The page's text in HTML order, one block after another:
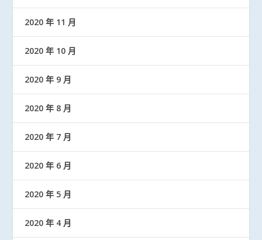
2020 年 11 月
2020 年 10 月
2020 年 9 月
2020 年 8 月
2020 年 7 月
2020 年 6 月
2020 年 5 月
2020 年 4 月